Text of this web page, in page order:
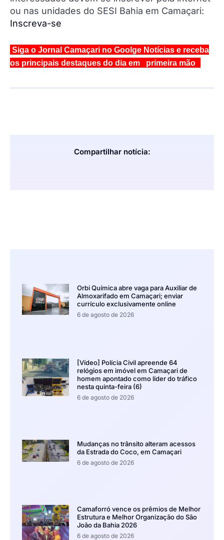
ou nas unidades do SESI Bahia em Camaçari:
Inscreva-se
Siga o Jornal Camaçari no Goolge Notícias e receba
os principais destaques do dia em primeira mão
Compartilhar notícia:
Orbi Química abre vaga para Auxiliar de
Almoxarifado em Camaçari; enviar
currículo exclusivamente online
6 de agosto de 2026
[Vídeo] Polícia Civil apreende 64
relógios em imóvel em Camaçari de
homem apontado como líder do tráfico
nesta quinta-feira (6)
6 de agosto de 2026
Mudanças no trânsito alteram acessos
da Estrada do Coco, em Camaçari
6 de agosto de 2026
Camaforró vence os prêmios de Melhor
Estrutura e Melhor Organização do São
João da Bahia 2026
6 de agosto de 2026